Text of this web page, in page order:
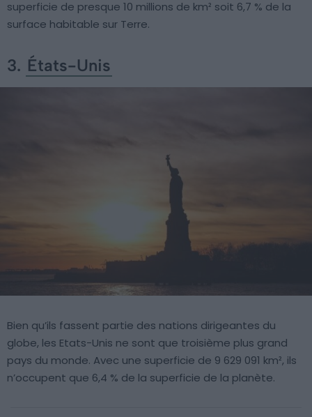
superficie de presque 10 millions de km² soit 6,7 % de la
surface habitable sur Terre.
3. États-Unis
Bien qu’ils fassent partie des nations dirigeantes du
globe, les Etats-Unis ne sont que troisième plus grand
pays du monde. Avec une superficie de 9 629 091 km², ils
n’occupent que 6,4 % de la superficie de la planète.